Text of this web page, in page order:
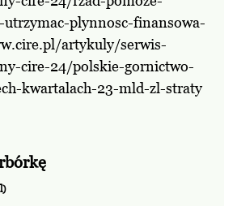
plynnosc-finansowa-
artykuly/serwis-
cire-24/polskie-gornictwo-
kwartalach-23-mld-zl-straty